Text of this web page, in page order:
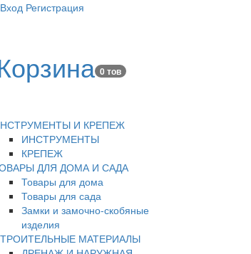
Вход Регистрация
0 тов
И КРЕПЕЖ
ИНСТРУМЕНТЫ
КРЕПЕЖ
ДЛЯ ДОМА И САДА
Товары для дома
Товары для сада
Замки и замочно-скобяные
изделия
МАТЕРИАЛЫ